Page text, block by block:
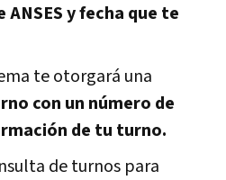
ANSES y fecha que te
te otorgará una
con un número de
de tu turno.
de turnos para